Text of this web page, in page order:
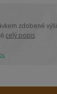
zdobené
celý popis